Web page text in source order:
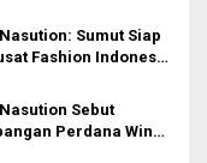
di Kawasan
Sumut Siap
Fashion Indonesia
Sebut
Perdana Wings